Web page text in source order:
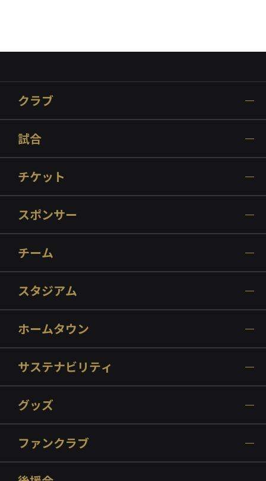
試合
チケット
スポンサー
チーム
スタジアム
ホームタウン
サステナビリティ
グッズ
ファンクラブ
後援会
アカデミー